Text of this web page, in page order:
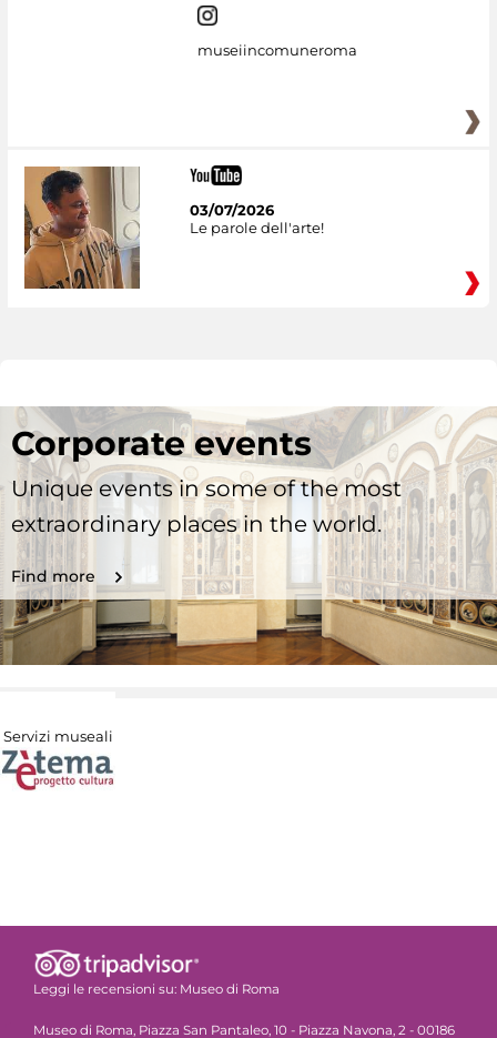
museiincomuneroma
03/07/2026
Le parole dell'arte!
Corporate events
Unique events in some of the most
extraordinary places in the world.
Find more
Servizi museali
Leggi le recensioni su: Museo di Roma
Museo di Roma, Piazza San Pantaleo, 10 - Piazza Navona, 2 - 00186